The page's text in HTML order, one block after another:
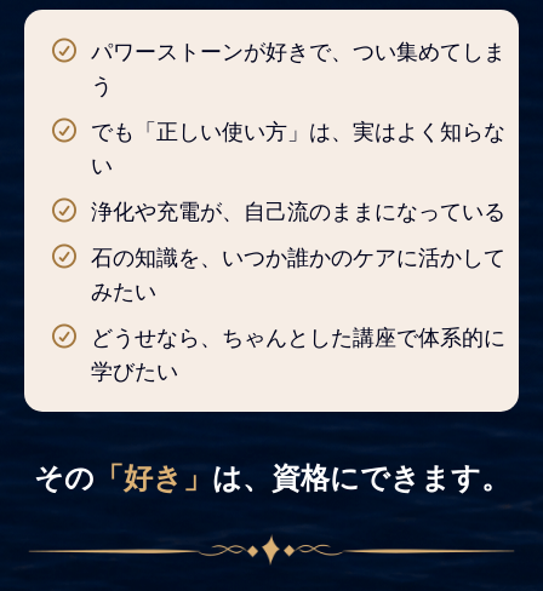
パワーストーンが好きで、つい集めてしま
う
でも「正しい使い方」は、実はよく知らな
い
浄化や充電が、自己流のままになっている
石の知識を、いつか誰かのケアに活かして
みたい
どうせなら、ちゃんとした講座で体系的に
学びたい
その 「好き」 は、資格にできます。